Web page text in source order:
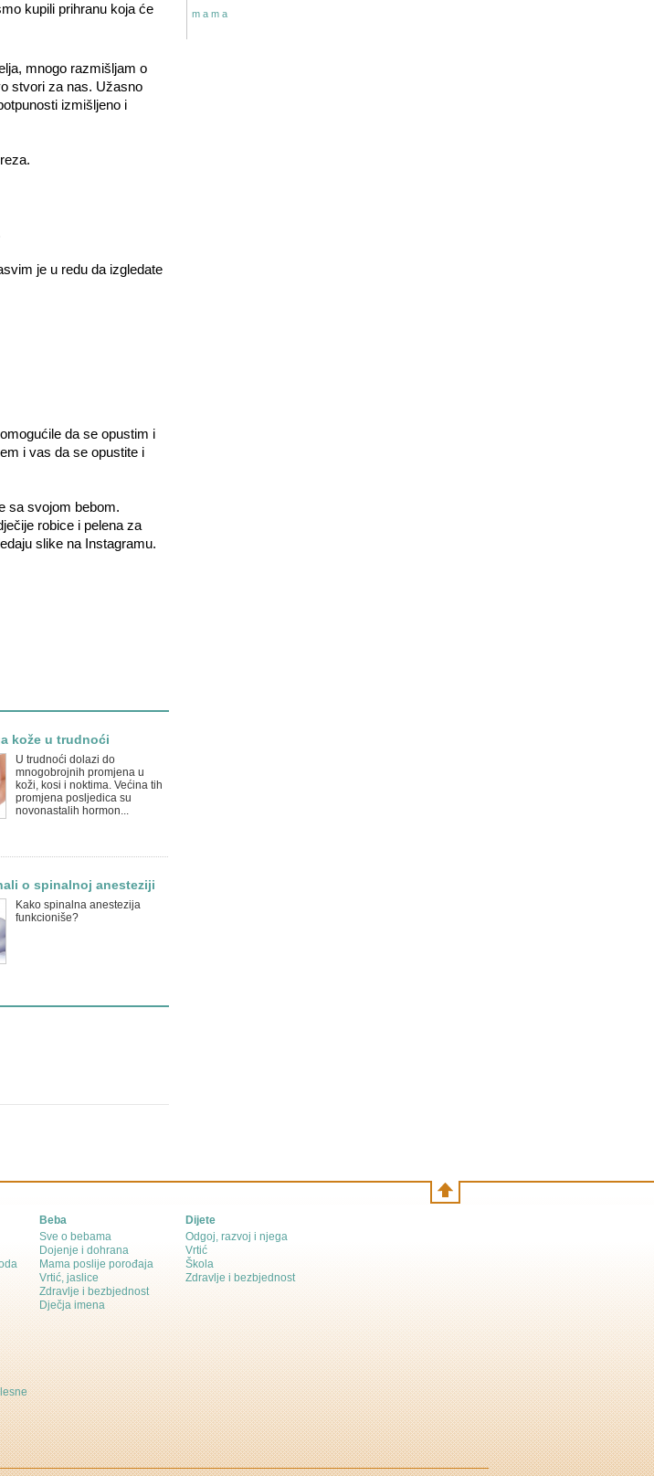
kupili prihranu koja će
mnogo razmišljam o
stvori za nas. Užasno
izmišljeno i
je u redu da izgledate
da se opustim i
i vas da se opustite i
sa svojom bebom.
robice i pelena za
slike na Instagramu.
kože u trudnoći
U trudnoći dolazi do
mnogobrojnih promjena u
koži, kosi i noktima. Većina tih
promjena posljedica su
novonastalih hormon...
o spinalnoj anesteziji
Kako spinalna anestezija
funkcioniše?
mama
Beba
Sve o bebama
Dojenje i dohrana
Mama poslije porođaja
Vrtić, jaslice
Zdravlje i bezbjednost
Dječja imena
Dijete
Odgoj, razvoj i njega
Vrtić
Škola
Zdravlje i bezbjednost